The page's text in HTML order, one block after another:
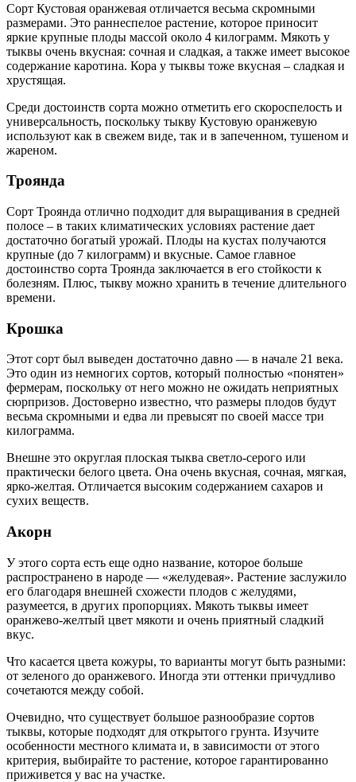
Сорт Кустовая оранжевая отличается весьма скромными
размерами. Это раннеспелое растение, которое приносит
яркие крупные плоды массой около 4 килограмм. Мякоть у
тыквы очень вкусная: сочная и сладкая, а также имеет высокое
содержание каротина. Кора у тыквы тоже вкусная – сладкая и
хрустящая.
Среди достоинств сорта можно отметить его скороспелость и
универсальность, поскольку тыкву Кустовую оранжевую
используют как в свежем виде, так и в запеченном, тушеном и
жареном.
Троянда
Сорт Троянда отлично подходит для выращивания в средней
полосе – в таких климатических условиях растение дает
достаточно богатый урожай. Плоды на кустах получаются
крупные (до 7 килограмм) и вкусные. Самое главное
достоинство сорта Троянда заключается в его стойкости к
болезням. Плюс, тыкву можно хранить в течение длительного
времени.
Крошка
Этот сорт был выведен достаточно давно — в начале 21 века.
Это один из немногих сортов, который полностью «понятен»
фермерам, поскольку от него можно не ожидать неприятных
сюрпризов. Достоверно известно, что размеры плодов будут
весьма скромными и едва ли превысят по своей массе три
килограмма.
Внешне это округлая плоская тыква светло-серого или
практически белого цвета. Она очень вкусная, сочная, мягкая,
ярко-желтая. Отличается высоким содержанием сахаров и
сухих веществ.
Акорн
У этого сорта есть еще одно название, которое больше
распространено в народе — «желудевая». Растение заслужило
его благодаря внешней схожести плодов с желудями,
разумеется, в других пропорциях. Мякоть тыквы имеет
оранжево-желтый цвет мякоти и очень приятный сладкий
вкус.
Что касается цвета кожуры, то варианты могут быть разными:
от зеленого до оранжевого. Иногда эти оттенки причудливо
сочетаются между собой.
Очевидно, что существует большое разнообразие сортов
тыквы, которые подходят для открытого грунта. Изучите
особенности местного климата и, в зависимости от этого
критерия, выбирайте то растение, которое гарантированно
приживется у вас на участке.